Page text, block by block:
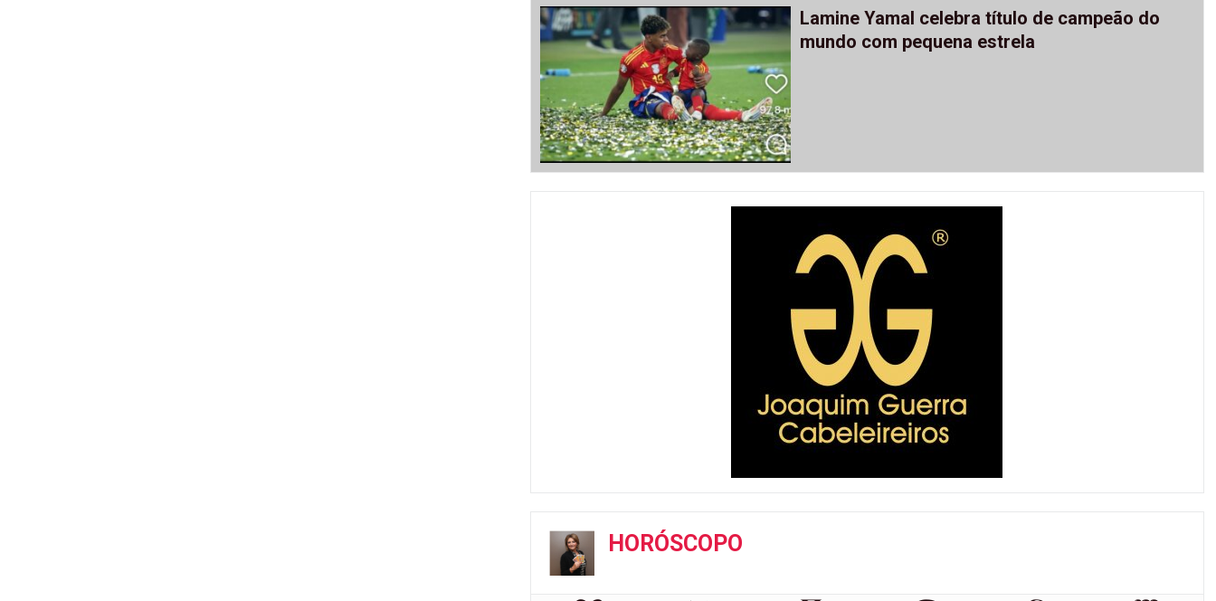
Lamine Yamal celebra título de campeão do
mundo com pequena estrela
HORÓSCOPO